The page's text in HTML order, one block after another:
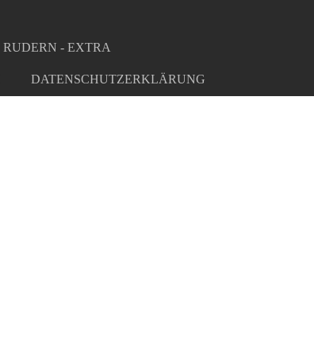
RUDERN - EXTRA
DATENSCHUTZERKLÄRUNG